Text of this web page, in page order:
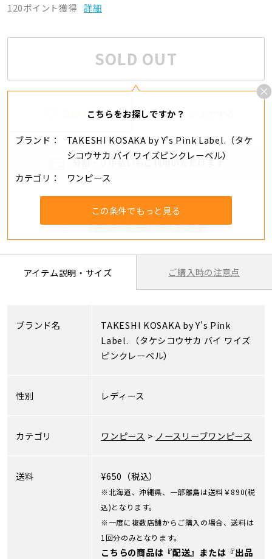
120ポイント獲得 詳細
SOLD OUT
こちらをお探しですか？
ブランド
TAKESHI KOSAKA by Y's Pink Label.（タケ
シコウサカ バイ ワイズピンクレーベル）
カテゴリ
ワンピース
この条件でもっと見る
追加する
分割・リボ払いもご利用いただけます
アイテム説明・サイズ ご購入時の注意点
ブランド名
TAKESHI KOSAKA by Y's Pink
Label. （タケシコウサカ バイ ワイズ
ピンクレーベル）
性別 レディース
カテゴリ ワンピース > ノースリーブワンピース
送料 ¥650（税込）
※北海道、沖縄県、一部離島は送料￥890(税
込)となります。
※一度に複数店舗からご購入の場合、送料は
1回分のみとなります。
こちらの商品は『配送』または『出品